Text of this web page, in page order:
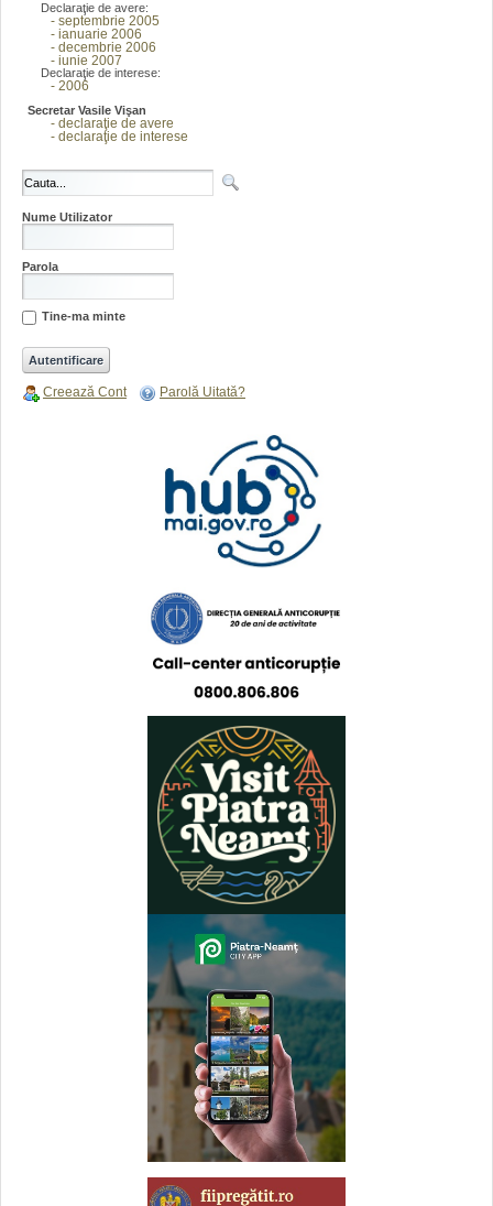
Declaraţie de avere:
- septembrie 2005
- ianuarie 2006
- decembrie 2006
- iunie 2007
Declaraţie de interese:
- 2006
Secretar Vasile Vişan
- declaraţie de avere
- declaraţie de interese
Nume Utilizator
Parola
Tine-ma minte
Creează Cont Parolă Uitată?